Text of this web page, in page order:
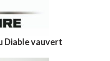
Diable vauvert